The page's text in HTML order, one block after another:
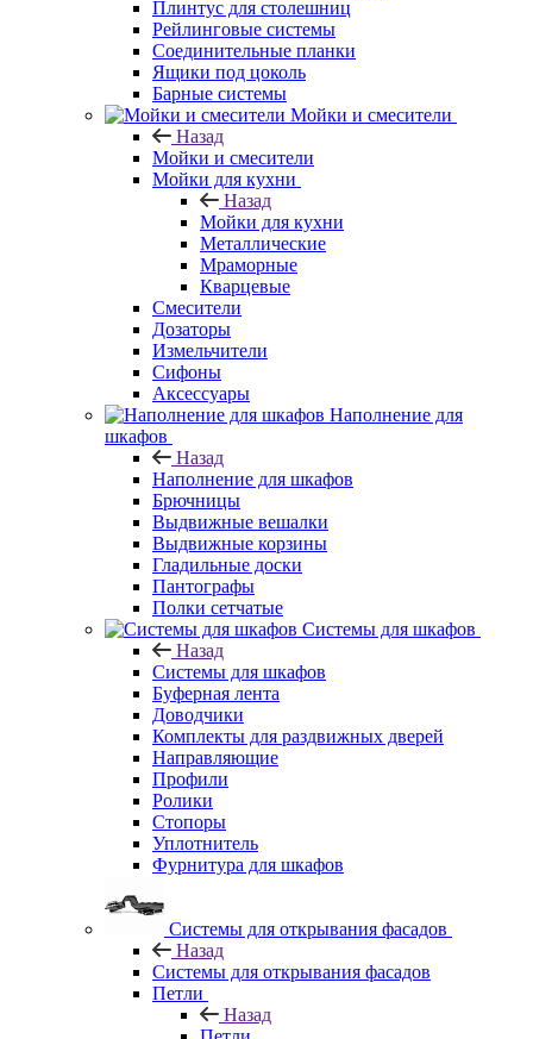
Плинтус для столешниц
Рейлинговые системы
Соединительные планки
Ящики под цоколь
Барные системы
Мойки и смесители
Назад
Мойки и смесители
Мойки для кухни
Назад
Мойки для кухни
Металлические
Мраморные
Кварцевые
Смесители
Дозаторы
Измельчители
Сифоны
Аксессуары
Наполнение для
шкафов
Назад
Наполнение для шкафов
Брючницы
Выдвижные вешалки
Выдвижные корзины
Гладильные доски
Пантографы
Полки сетчатые
Системы для шкафов
Назад
Системы для шкафов
Буферная лента
Доводчики
Комплекты для раздвижных дверей
Направляющие
Профили
Ролики
Стопоры
Уплотнитель
Фурнитура для шкафов
Системы для открывания фасадов
Назад
Системы для открывания фасадов
Петли
Назад